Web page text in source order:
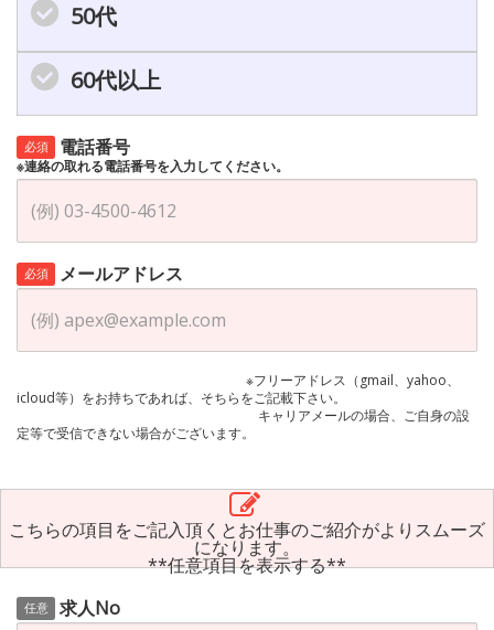
50代
60代以上
必須 電話番号
※連絡の取れる電話番号を入力してください。
必須 メールアドレス
※フリーアドレス（gmail、yahoo、
icloud等）をお持ちであれば、そちらをご記載下さい。
キャリアメールの場合、ご自身の設
定等で受信できない場合がございます。
こちらの項目をご記入頂くとお仕事のご紹介がよりスムーズ
になります。
**任意項目を表示する**
任意 求人No